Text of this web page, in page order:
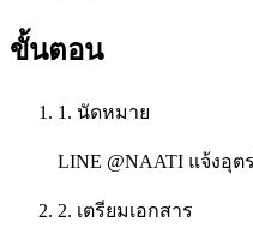
ขั้นตอน
1. นัดหมาย
LINE @NAATI แจ้งอุต
2. เตรียมเอกสาร